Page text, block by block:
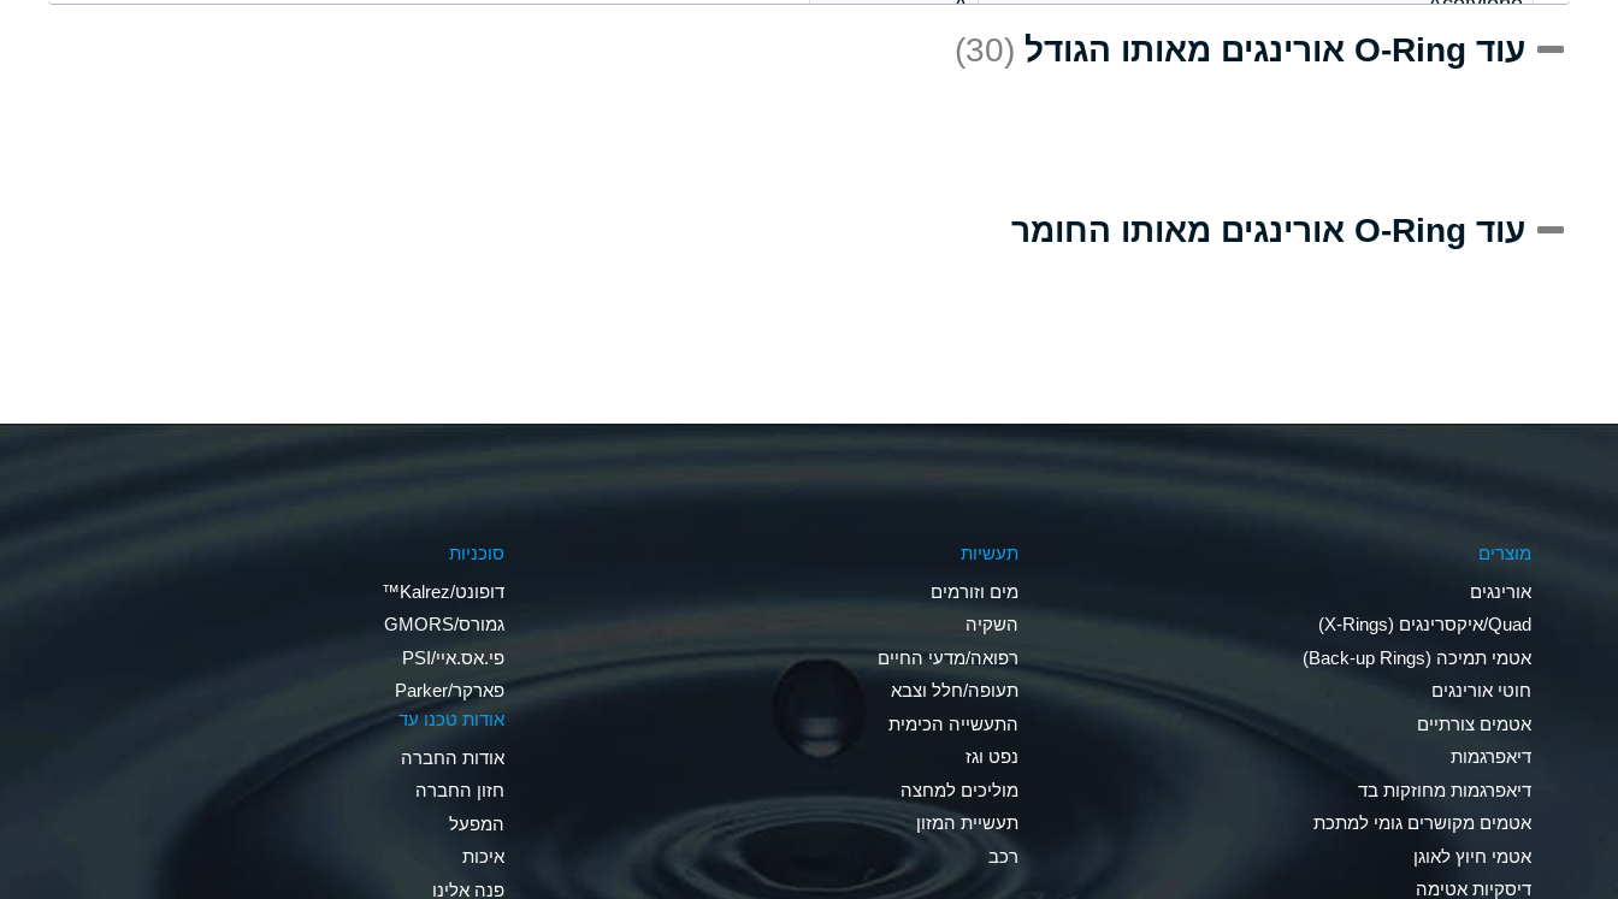
Acrlylonitrile
C
Aluminum Acetate (Aqueous)
Ammonia Anhydrous
D
Ammonia Gas (hot)
D
Ammonium Carbonate (Aqueous)
Ammonium Chloride (Aqueous)
A
Ammonium Hydroxide (conc.)
B
Ammonium Nitrate (Aqueous)
עוד O-Ring אורינגים מאותו הגודל (30)
עוד O-Ring אורינגים מאותו החומר
מוצרים
אורינגים
Quad/איקסרינגים (X-Rings)
אטמי תמיכה (Back-up Rings)
חוטי אורינגים
אטמים צורתיים
דיאפרגמות
דיאפרגמות מחוזקות בד
אטמים מקושרים גומי למתכת
אטמי חיוץ לאוגן
דיסקיות אטימה
תעשיות
מים וזורמים
השקיה
רפואה/מדעי החיים
תעופה/חלל וצבא
התעשייה הכימית
נפט וגז
מוליכים למחצה
תעשיית המזון
רכב
סוכניות
דופונט/Kalrez™
גמורס/GMORS
פי.אס.איי/PSI
פארקר/Parker
אודות טכנו עד
אודות החברה
חזון החברה
המפעל
איכות
פנה אלינו